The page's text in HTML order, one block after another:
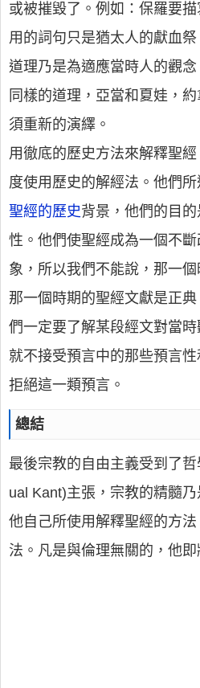
或被摧毀了。例如：保羅要
用的詞句只是猶太人的獻血
道理乃是為適應當時人的觀
同樣的道理，亞當和夏娃，
須重新的演繹。
用徹底的歷史方法來解釋聖
度使用歷史的解經法。他們
聖經的歷史背景，他們的目
性。他們使聖經成為一個不
象，所以我們不能說，那一個
那一個時期的聖經文獻是正
們一定要了解某段經文對當
就不接受預言中的那些預言
拒絕這一類預言。
總結
最後宗教的自由主義受到了
ual Kant)主張，宗教的精髓
他自己所使用解釋聖經的方
法。凡是與倫理無關的，他即